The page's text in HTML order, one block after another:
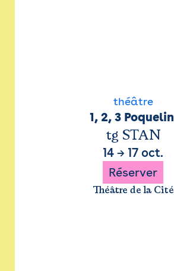
théâtre
1, 2, 3 Poquelin
tg STAN
14 → 17 oct.
Réserver
Théâtre de la Cité